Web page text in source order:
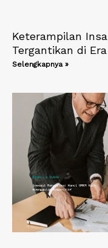
Keterampilan
Tergantikan di Era
Selengkapnya »